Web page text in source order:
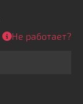
Не работает?